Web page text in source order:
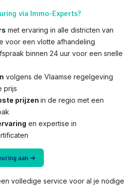
via Immo-Experts?
met ervaring in alle districten van
voor een vlotte afhandeling
binnen 24 uur voor een snelle
volgens de Vlaamse regelgeving
prijs
prijzen in de regio met een
en expertise in
aan ➜
volledige service voor al je nodige